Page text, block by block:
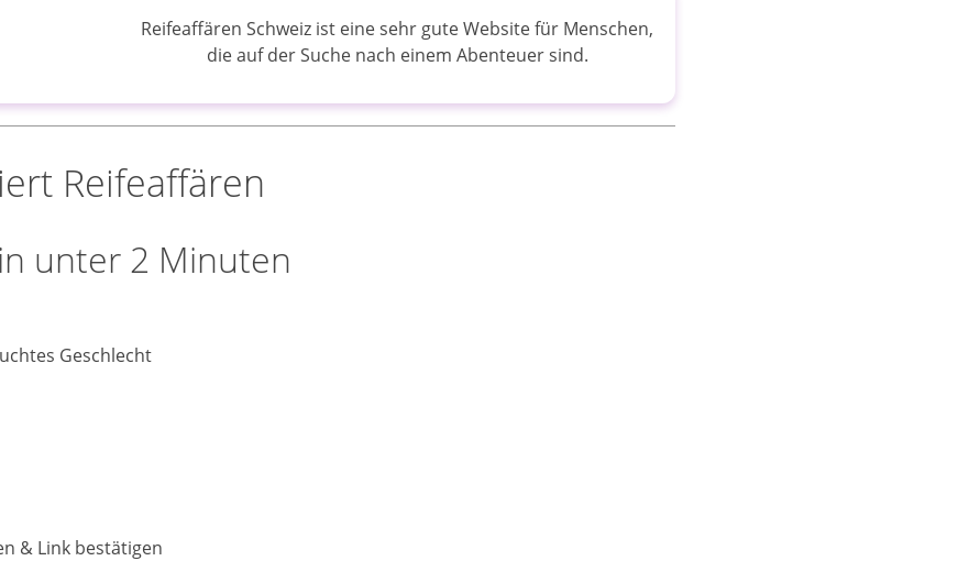
Reifeaffären Schweiz ist eine sehr gute Website für Menschen,
die auf der Suche nach einem Abenteuer sind.
Reifeaffären
unter 2 Minuten
Geschlecht
& Link bestätigen